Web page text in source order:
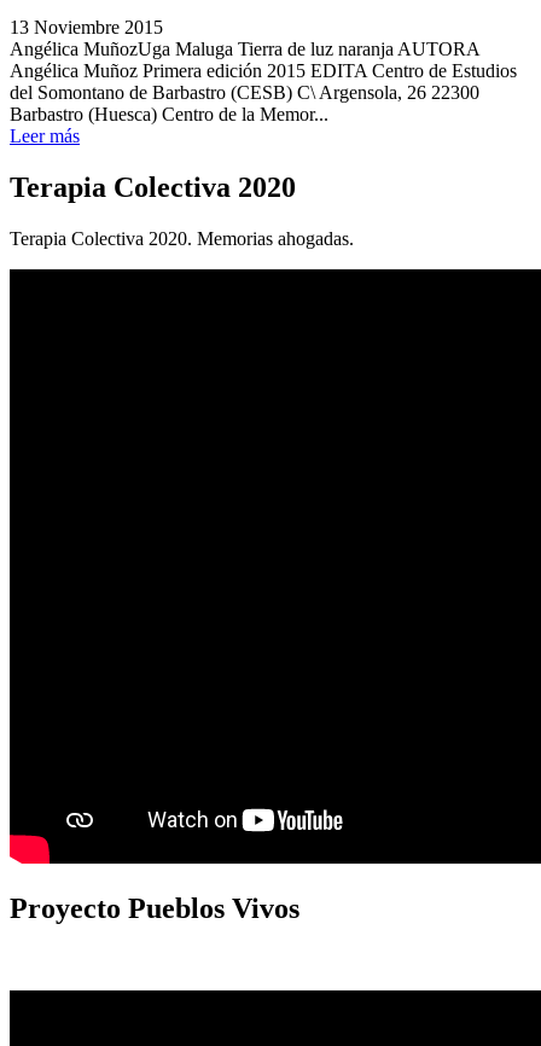
13 Noviembre 2015
Angélica MuñozUga Maluga Tierra de luz naranja AUTORA
Angélica Muñoz Primera edición 2015 EDITA Centro de Estudios
del Somontano de Barbastro (CESB) C\ Argensola, 26 22300
Barbastro (Huesca) Centro de la Memor...
Leer más
Terapia Colectiva 2020
Terapia Colectiva 2020. Memorias ahogadas.
Proyecto Pueblos Vivos